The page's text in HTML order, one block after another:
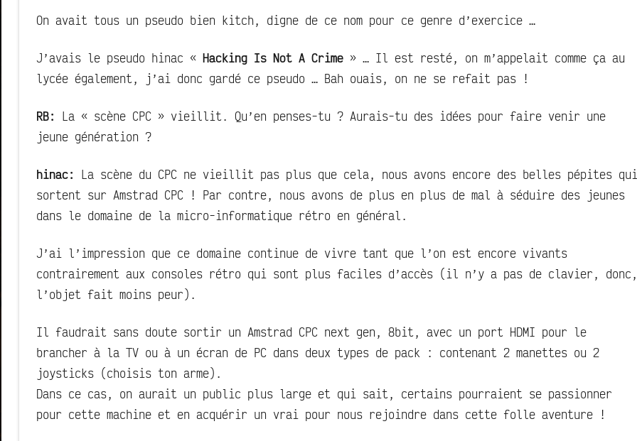
On avait tous un pseudo bien kitch, digne de ce nom pour ce genre d’exercice …
J’avais le pseudo hinac « Hacking Is Not A Crime » … Il est resté, on m’appelait comme ça au
lycée également, j’ai donc gardé ce pseudo … Bah ouais, on ne se refait pas !
RB:
La « scène CPC » vieillit. Qu’en penses-tu ? Aurais-tu des idées pour faire venir une
jeune génération ?
hinac:
La scène du CPC ne vieillit pas plus que cela, nous avons encore des belles pépites qui
sortent sur Amstrad CPC ! Par contre, nous avons de plus en plus de mal à séduire des jeunes
dans le domaine de la micro-informatique rétro en général.
J’ai l’impression que ce domaine continue de vivre tant que l’on est encore vivants
contrairement aux consoles rétro qui sont plus faciles d’accès (il n’y a pas de clavier, donc,
l’objet fait moins peur).
Il faudrait sans doute sortir un Amstrad CPC next gen, 8bit, avec un port HDMI pour le
brancher à la TV ou à un écran de PC dans deux types de pack : contenant 2 manettes ou 2
joysticks (choisis ton arme).
Dans ce cas, on aurait un public plus large et qui sait, certains pourraient se passionner
pour cette machine et en acquérir un vrai pour nous rejoindre dans cette folle aventure !